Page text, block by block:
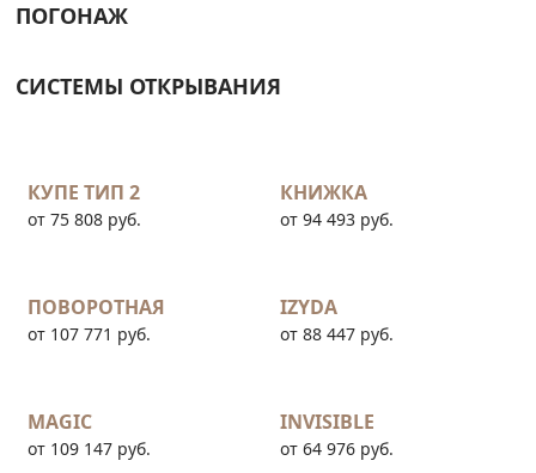
ПОГОНАЖ
СИСТЕМЫ ОТКРЫВАНИЯ
КУПЕ ТИП 2
от 75 808 руб.
КНИЖКА
от 94 493 руб.
ПОВОРОТНАЯ
от 107 771 руб.
IZYDA
от 88 447 руб.
MAGIC
от 109 147 руб.
INVISIBLE
от 64 976 руб.